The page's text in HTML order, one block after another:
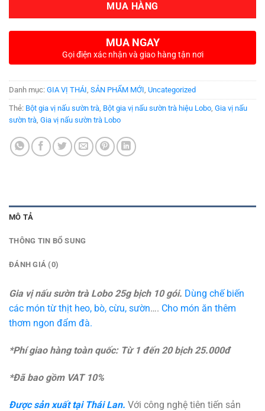
MUA HÀNG
MUA NGAY
Gọi điện xác nhận và giao hàng tận nơi
Danh mục: GIA VỊ THÁI, SẢN PHẨM MỚI, Uncategorized
Thẻ: Bột gia vị nấu sườn trà, Bột gia vị nấu sườn trà hiệu Lobo, Gia vị nấu
sườn trà, Gia vị nấu sườn trà Lobo
MÔ TẢ
THÔNG TIN BỔ SUNG
ĐÁNH GIÁ (0)
Gia vị nấu sườn trà Lobo 25g bịch 10 gói. Dùng chế biến
các món từ thịt heo, bò, cừu, sườn…. Cho món ăn thêm
thơm ngon đẩm đà.
*Phí giao hàng toàn quốc: Từ 1 đến 20 bịch 25.000đ
*Đã bao gồm VAT 10%
Được sản xuất tại Thái Lan. Với công nghệ tiên tiến sản